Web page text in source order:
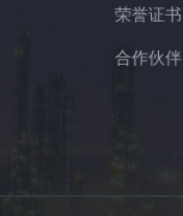
荣誉证书
合作伙伴